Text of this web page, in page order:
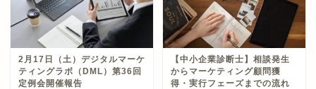
2月17日（土）デジタルマーケ
ティングラボ（DML）第36回
定例会開催報告
【中小企業診断士】相談発生
からマーケティング顧問獲
得・実行フェーズまでの流れ